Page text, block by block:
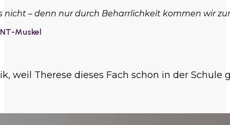
nicht – denn nur durch Beharrlichkeit kommen wir
Muskel
weil Therese dieses Fach schon in der